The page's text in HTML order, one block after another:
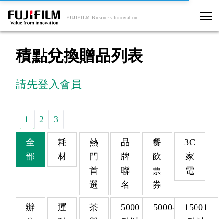
FUJIFILM Business Innovation
積點兌換贈品列表
請先登入會員
1 2 3
全
部
耗
材
熱
門
首
選
品
牌
聯
名
餐
飲
票
券
3C
家
電
辦
運
茶
5000
5000-
15001